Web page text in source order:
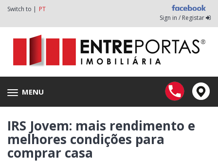
Switch to | PT
Sign in / Registar
Toggle
navigation
MENU
IRS Jovem: mais rendimento e
melhores condições para
comprar casa